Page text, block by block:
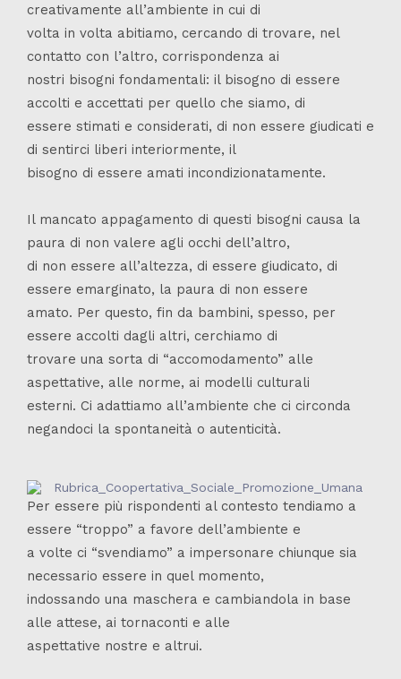
creativamente all’ambiente in cui di
volta in volta abitiamo, cercando di trovare, nel
contatto con l’altro, corrispondenza ai
nostri bisogni fondamentali: il bisogno di essere
accolti e accettati per quello che siamo, di
essere stimati e considerati, di non essere giudicati e
di sentirci liberi interiormente, il
bisogno di essere amati incondizionatamente.
Il mancato appagamento di questi bisogni causa la
paura di non valere agli occhi dell’altro,
di non essere all’altezza, di essere giudicato, di
essere emarginato, la paura di non essere
amato. Per questo, fin da bambini, spesso, per
essere accolti dagli altri, cerchiamo di
trovare una sorta di “accomodamento” alle
aspettative, alle norme, ai modelli culturali
esterni. Ci adattiamo all’ambiente che ci circonda
negandoci la spontaneità o autenticità.
Per essere più rispondenti al contesto tendiamo a
essere “troppo” a favore dell’ambiente e
a volte ci “svendiamo” a impersonare chiunque sia
necessario essere in quel momento,
indossando una maschera e cambiandola in base
alle attese, ai tornaconti e alle
aspettative nostre e altrui.